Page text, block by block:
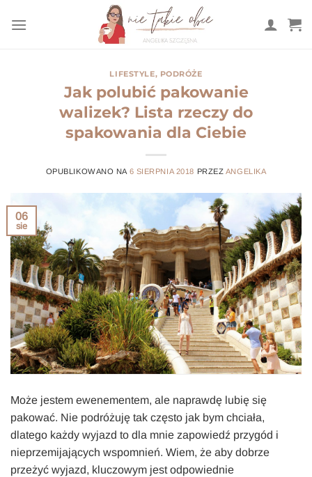
LIFESTYLE, PODRÓŻE
Jak polubić pakowanie
walizek? Lista rzeczy do
spakowania dla Ciebie
OPUBLIKOWANO NA 6 SIERPNIA 2018 PRZEZ ANGELIKA
06
sie
Może jestem ewenementem, ale naprawdę lubię się
pakować. Nie podróżuję tak często jak bym chciała,
dlatego każdy wyjazd to dla mnie zapowiedź przygód i
nieprzemijających wspomnień. Wiem, że aby dobrze
przeżyć wyjazd, kluczowym jest odpowiednie